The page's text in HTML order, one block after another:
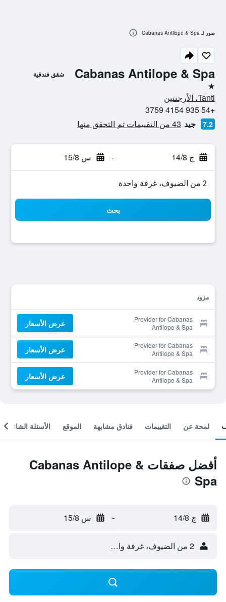
Cabanas Antilope & Spa شقق فندقية
نجمة واحدة
Tanti، الأرجنتين
+54 935 4154 3759
7.2 جيد 43 من التقييمات تم التحقق منها
ج 14/8 - س 15/8
2 من الضيوف، غرفة واحدة
بحث
مزود
Provider for Cabanas
Antilope & Spa
عرض الأسعار
Provider for Cabanas
Antilope & Spa
عرض الأسعار
Provider for Cabanas
Antilope & Spa
عرض الأسعار
صور لـ Cabanas Antilope & Spa
لمحة عن التقييمات فنادق مشابهة الموقع الأسئلة الشائعة
أفضل صفقات Cabanas Antilope &
Spa
ج 14/8 - س 15/8
2 من الضيوف، غرفة واحدة